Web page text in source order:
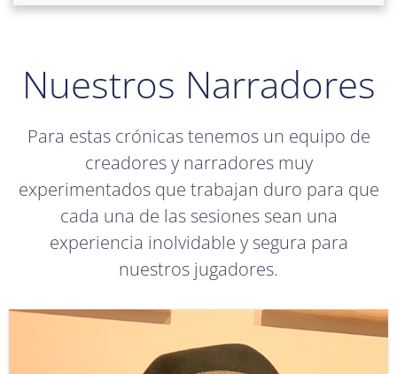
Nuestros Narradores
Para estas crónicas tenemos un equipo de
creadores y narradores muy
experimentados que trabajan duro para que
cada una de las sesiones sean una
experiencia inolvidable y segura para
nuestros jugadores.